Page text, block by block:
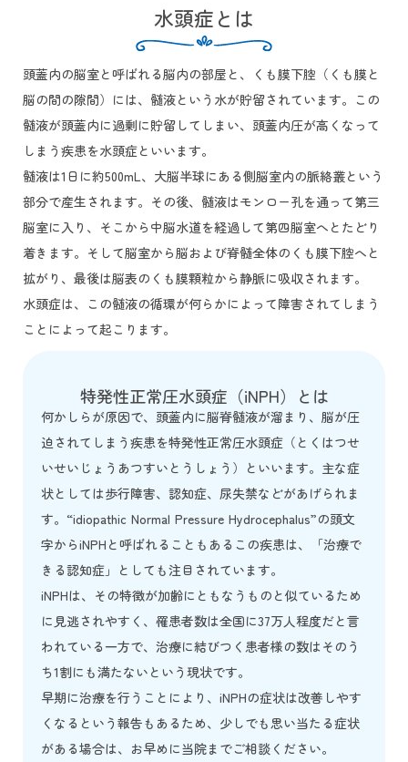
水頭症とは
頭蓋内の脳室と呼ばれる脳内の部屋と、くも膜下腔（くも膜と
脳の間の隙間）には、髄液という水が貯留されています。この
髄液が頭蓋内に過剰に貯留してしまい、頭蓋内圧が高くなって
しまう疾患を水頭症といいます。
髄液は1日に約500mL、大脳半球にある側脳室内の脈絡叢という
部分で産生されます。その後、髄液はモンロー孔を通って第三
脳室に入り、そこから中脳水道を経過して第四脳室へとたどり
着きます。そして脳室から脳および脊髄全体のくも膜下腔へと
拡がり、最後は脳表のくも膜顆粒から静脈に吸収されます。
水頭症は、この髄液の循環が何らかによって障害されてしまう
ことによって起こります。
特発性正常圧水頭症（iNPH）とは
何かしらが原因で、頭蓋内に脳脊髄液が溜まり、脳が圧
迫されてしまう疾患を特発性正常圧水頭症（とくはつせ
いせいじょうあつすいとうしょう）といいます。主な症
状としては歩行障害、認知症、尿失禁などがあげられま
す。“idiopathic Normal Pressure Hydrocephalus”の頭文
字からiNPHと呼ばれることもあるこの疾患は、「治療で
きる認知症」としても注目されています。
iNPHは、その特徴が加齢にともなうものと似ているため
に見逃されやすく、罹患者数は全国に37万人程度だと言
われている一方で、治療に結びつく患者様の数はそのう
ち1割にも満たないという現状です。
早期に治療を行うことにより、iNPHの症状は改善しやす
くなるという報告もあるため、少しでも思い当たる症状
がある場合は、お早めに当院までご相談ください。